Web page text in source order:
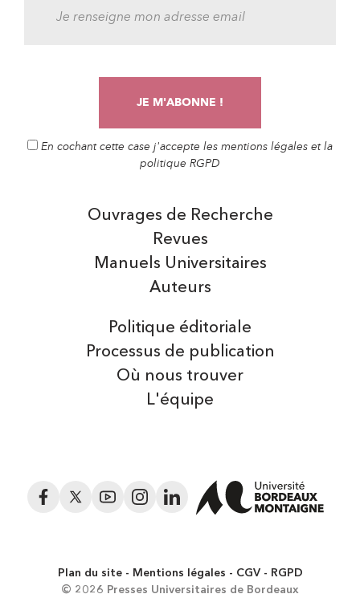
En cochant cette case j'accepte les mentions légales et la
politique RGPD
Auteurs
Manuels Universitaires
Ouvrages de Recherche
Revues
Politique éditoriale
Processus de publication
Où nous trouver
L'équipe
Facebook
Twitter YouTubeInstagramLinkedIn
Plan du site Mentions légales CGV
RGPD
© 2026 Presses Universitaires de Bordeaux